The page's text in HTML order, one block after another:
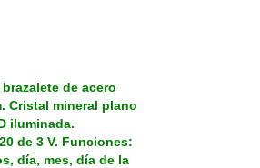
de acero
Cristal mineral plano
iluminada.
de 3 V. Funciones:
día, mes, día de la